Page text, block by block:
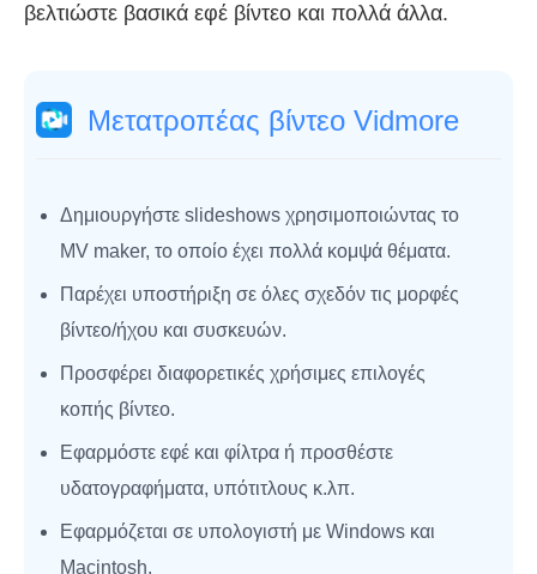
βελτιώστε βασικά εφέ βίντεο και πολλά άλλα.
Μετατροπέας βίντεο Vidmore
Δημιουργήστε slideshows χρησιμοποιώντας το
MV maker, το οποίο έχει πολλά κομψά θέματα.
Παρέχει υποστήριξη σε όλες σχεδόν τις μορφές
βίντεο/ήχου και συσκευών.
Προσφέρει διαφορετικές χρήσιμες επιλογές
κοπής βίντεο.
Εφαρμόστε εφέ και φίλτρα ή προσθέστε
υδατογραφήματα, υπότιτλους κ.λπ.
Εφαρμόζεται σε υπολογιστή με Windows και
Macintosh.